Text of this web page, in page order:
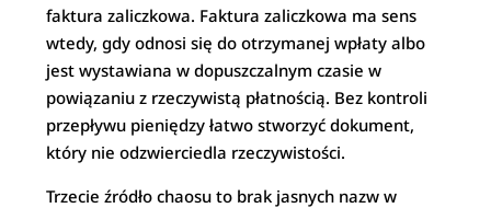
faktura zaliczkowa. Faktura zaliczkowa ma sens
wtedy, gdy odnosi się do otrzymanej wpłaty albo
jest wystawiana w dopuszczalnym czasie w
powiązaniu z rzeczywistą płatnością. Bez kontroli
przepływu pieniędzy łatwo stworzyć dokument,
który nie odzwierciedla rzeczywistości.
Trzecie źródło chaosu to brak jasnych nazw w